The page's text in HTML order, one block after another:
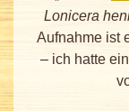
Lonicera
Aufnahme ist
– ich hatte